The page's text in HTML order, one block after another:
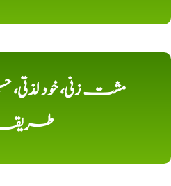
مشت زنی، خود لذتی،